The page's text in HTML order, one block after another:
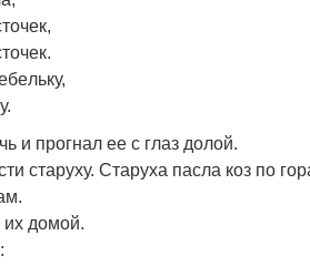
и прогнал ее с глаз долой.
старуху. Старуха пасла коз по
их домой.